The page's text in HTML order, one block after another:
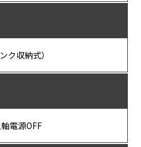
ク収納式）
電源OFF